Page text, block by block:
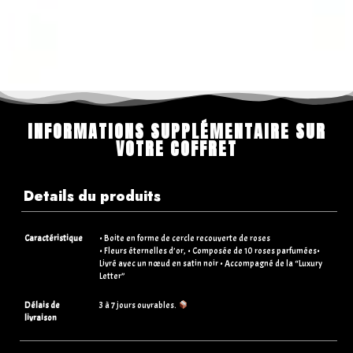
INFORMATIONS SUPPLÉMENTAIRE SUR
VOTRE COFFRET
Details du produits
Caractéristique
• Boite en forme de cercle recouverte de roses
• Fleurs éternelles d’or, • Composée de 10 roses parfumées•
Livré avec un nœud en satin noir • Accompagné de la “Luxury
Letter”
Délais de
livraison
3 à 7 jours ouvrables.